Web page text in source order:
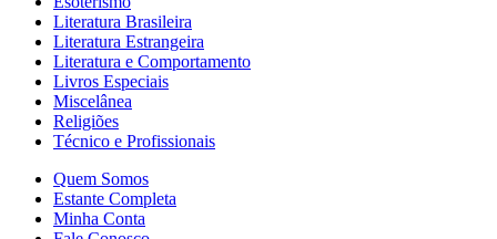
Literatura Brasileira
Literatura Estrangeira
Literatura e Comportamento
Livros Especiais
Miscelânea
Religiões
Técnico e Profissionais
Quem Somos
Estante Completa
Minha Conta